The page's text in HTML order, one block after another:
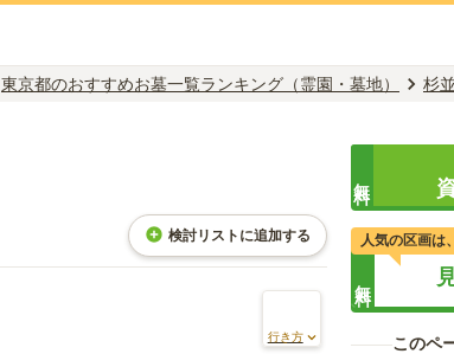
東京都のおすすめお墓一覧ランキング（霊園・墓地） 杉
検討リストに追加する
行き方
人気の区画は
このペ